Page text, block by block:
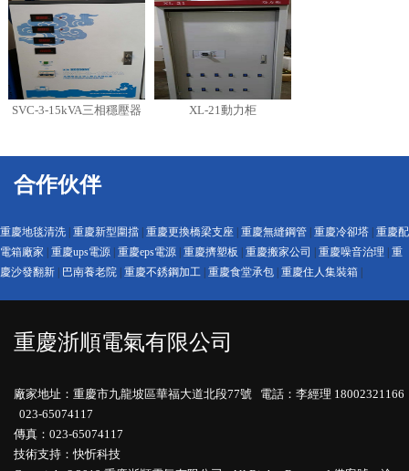
SVC-3-15kVA三相穩壓器 XL-21動力柜
合作伙伴
重慶地毯清洗 重慶新型圍擋 重慶更換橋梁支座 重慶無縫鋼管 重慶冷卻塔 重慶配
電箱廠家
重慶ups電源 重慶eps電源 重慶擠塑板 重慶搬家公司 重慶噪音治理
重
慶沙發翻新
巴南養老院 重慶不銹鋼加工 重慶食堂承包 重慶住人集裝箱
重慶浙順電氣有限公司
廠家地址：重慶市九龍坡區華福大道北段77號 電話：李經理 18002321166
023-65074117
傳真：023-65074117
技術支持：快忻科技